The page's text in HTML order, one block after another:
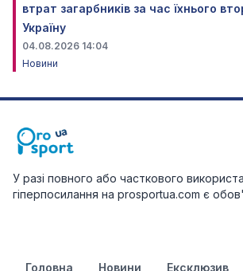
втрат загарбників за час їхнього
Україну
04.08.2026 14:04
Новини
У разі повного або часткового
гіперпосилання на prosportua.com є
Головна Новини Ексклюзив